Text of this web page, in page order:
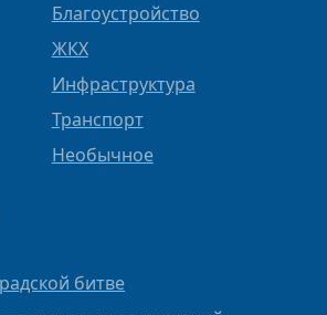
Благоустройство
ЖКХ
Инфраструктура
Транспорт
Необычное
битве